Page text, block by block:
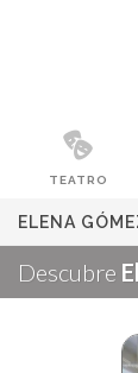
TEATRO
ELENA
Descubre